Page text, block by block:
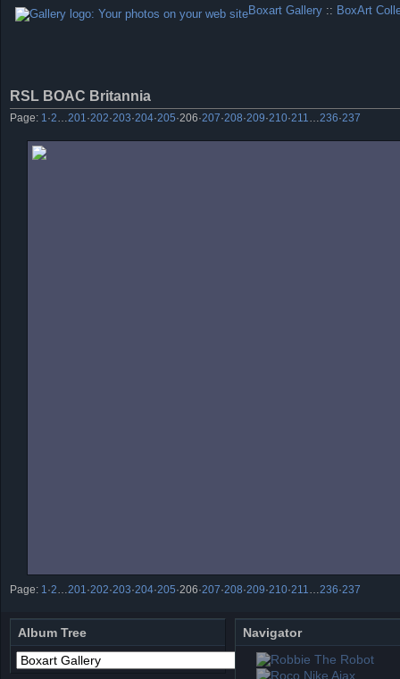
Boxart Gallery :: BoxArt
RSL BOAC Britannia
Page: 1 ·2 201 ·202·203·204·205·206·207·208·209·210·211 236·237
Page: 1 ·2 201 ·202·203·204·205·206·207·208·209·210·211 236·237
Album Tree Navigator